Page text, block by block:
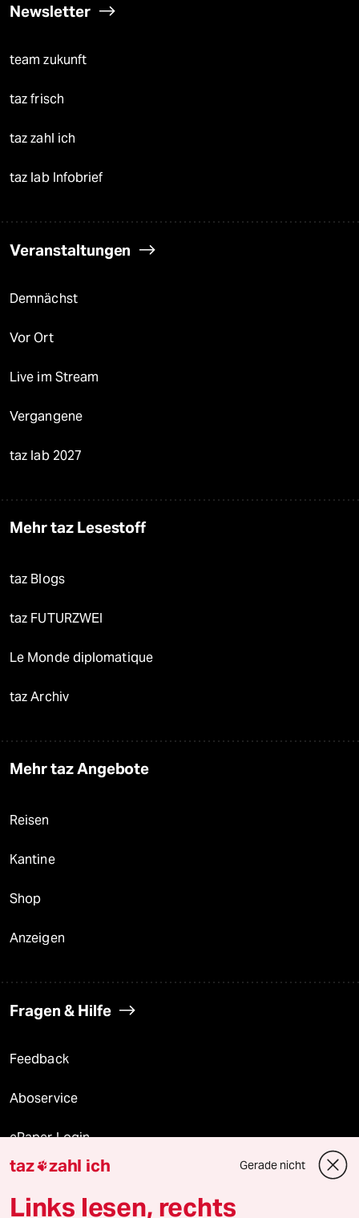
Newsletter
team zukunft
taz frisch
taz zahl ich
taz lab Infobrief
Veranstaltungen
Demnächst
Vor Ort
Live im Stream
Vergangene
taz lab 2027
Mehr taz Lesestoff
taz Blogs
taz FUTURZWEI
Le Monde diplomatique
taz Archiv
Mehr taz Angebote
Reisen
Kantine
Shop
Anzeigen
Fragen & Hilfe
Feedback
Aboservice
ePaper Login
Downloads für Abonnierende
taz zahl ich Gerade nicht
Links lesen, rechts